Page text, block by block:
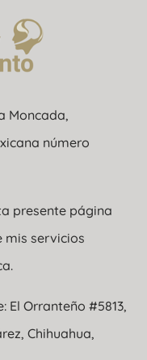
Moncada,
número
presente página
mis servicios
El Orranteño #5813,
Chihuahua,